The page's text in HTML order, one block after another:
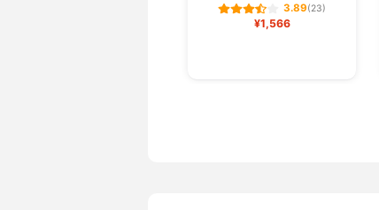
3.89(23)
¥1,566